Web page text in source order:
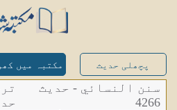
پچھلی حدیث مکتبہ میں
سنن النسائي - حدیث
4266